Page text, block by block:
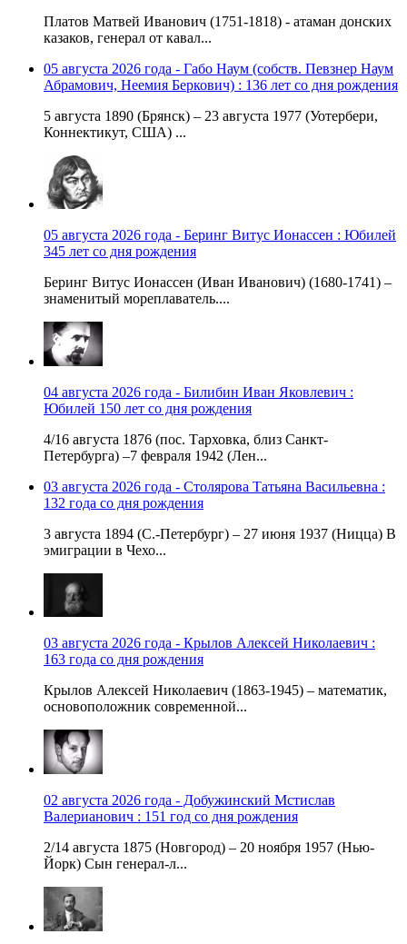
Платов Матвей Иванович (1751-1818) - атаман донских
казаков, генерал от кавал...
05 августа 2026 года - Габо Наум (собств. Певзнер Наум
Абрамович, Неемия Беркович) : 136 лет со дня рождения
5 августа 1890 (Брянск) – 23 августа 1977 (Уотербери,
Коннектикут, США) ...
05 августа 2026 года - Беринг Витус Ионассен : Юбилей
345 лет со дня рождения
Беринг Витус Ионассен (Иван Иванович) (1680-1741) –
знаменитый мореплаватель....
04 августа 2026 года - Билибин Иван Яковлевич :
Юбилей 150 лет со дня рождения
4/16 августа 1876 (пос. Тарховка, близ Санкт-
Петербурга) –7 февраля 1942 (Лен...
03 августа 2026 года - Столярова Татьяна Васильевна :
132 года со дня рождения
3 августа 1894 (С.-Петербург) – 27 июня 1937 (Ницца) В
эмиграции в Чехо...
03 августа 2026 года - Крылов Алексей Николаевич :
163 года со дня рождения
Крылов Алексей Николаевич (1863-1945) – математик,
основоположник современной...
02 августа 2026 года - Добужинский Мстислав
Валерианович : 151 год со дня рождения
2/14 августа 1875 (Новгород) – 20 ноября 1957 (Нью-
Йорк) Сын генерал-л...